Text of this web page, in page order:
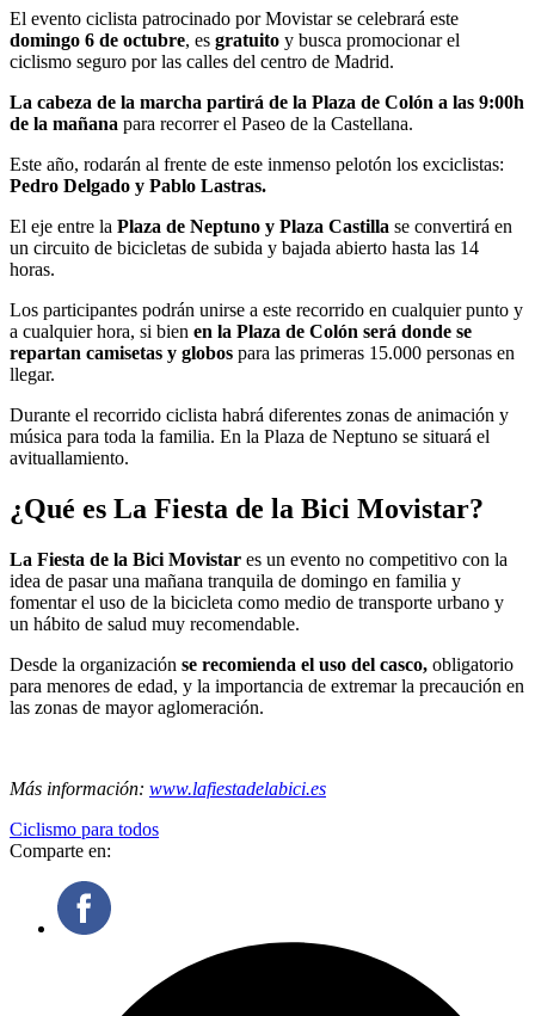
El evento ciclista patrocinado por Movistar se celebrará este
domingo 6 de octubre, es gratuito y busca promocionar el
ciclismo seguro por las calles del centro de Madrid.
La cabeza de la marcha partirá de la Plaza de Colón a las 9:00h
de la mañana para recorrer el Paseo de la Castellana.
Este año, rodarán al frente de este inmenso pelotón los exciclistas:
Pedro Delgado y Pablo Lastras.
El eje entre la Plaza de Neptuno y Plaza Castilla se convertirá en
un circuito de bicicletas de subida y bajada abierto hasta las 14
horas.
Los participantes podrán unirse a este recorrido en cualquier punto y
a cualquier hora, si bien en la Plaza de Colón será donde se
repartan camisetas y globos para las primeras 15.000 personas en
llegar.
Durante el recorrido ciclista habrá diferentes zonas de animación y
música para toda la familia. En la Plaza de Neptuno se situará el
avituallamiento.
¿Qué es La Fiesta de la Bici Movistar?
La Fiesta de la Bici Movistar es un evento no competitivo con la
idea de pasar una mañana tranquila de domingo en familia y
fomentar el uso de la bicicleta como medio de transporte urbano y
un hábito de salud muy recomendable.
Desde la organización se recomienda el uso del casco, obligatorio
para menores de edad, y la importancia de extremar la precaución en
las zonas de mayor aglomeración.
Más información: www.lafiestadelabici.es
Ciclismo para todos
Comparte en: